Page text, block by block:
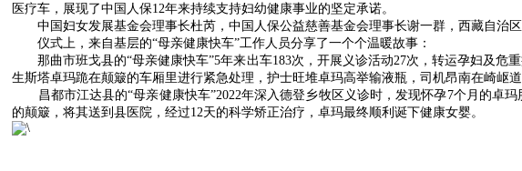
医疗车，展现了中国人保12年来持续支持妇幼健康事业的坚定承诺。
中国妇女发展基金会理事长杜芮，中国人保公益慈善基金会理事长谢一群，西藏自治
仪式上，来自基层的“母亲健康快车”工作人员分享了一个个温暖故事：
那曲市班戈县的“母亲健康快车”5年来出车183次，开展义诊活动27次，转运孕妇及
生斯塔卓玛跪在颠簸的车厢里进行紧急处理，护士旺堆卓玛高举输液瓶，司机昂南在崎岖
昌都市江达县的“母亲健康快车”2022年深入德登乡牧区义诊时，发现怀孕7个月的卓
的颠簸，将其送到县医院，经过12天的科学矫正治疗，卓玛最终顺利诞下健康女婴。